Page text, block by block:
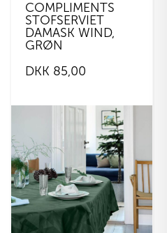
COMPLIMENTS
STOFSERVIET
DAMASK WIND,
GRØN
DKK 85,00